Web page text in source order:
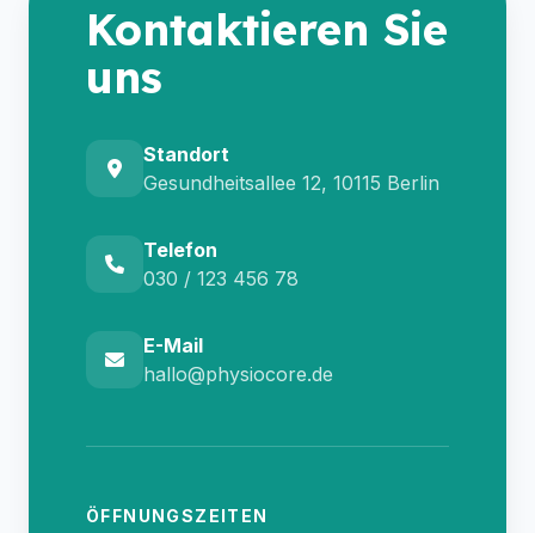
Kontaktieren Sie
uns
Standort
Gesundheitsallee 12, 10115 Berlin
Telefon
030 / 123 456 78
E-Mail
hallo@physiocore.de
ÖFFNUNGSZEITEN